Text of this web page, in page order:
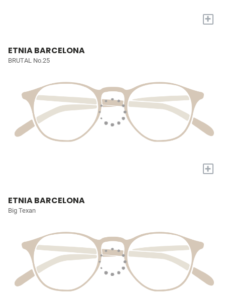
+
ETNIA BARCELONA
BRUTAL No.25
+
ETNIA BARCELONA
Big Texan